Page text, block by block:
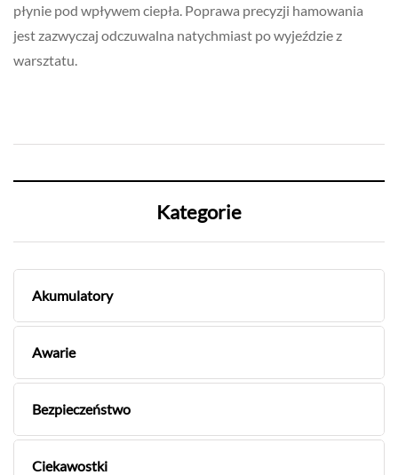
płynie pod wpływem ciepła. Poprawa precyzji hamowania
jest zazwyczaj odczuwalna natychmiast po wyjeździe z
warsztatu.
Kategorie
Akumulatory
Awarie
Bezpieczeństwo
Ciekawostki